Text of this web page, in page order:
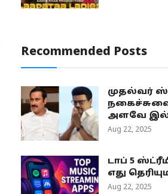
Recommended Posts
முதல்வர்
அளவே
Aug 22, 2025
டாப் 5
எது
Aug 22, 2025